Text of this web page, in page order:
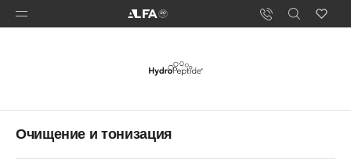
Очищение и тонизация